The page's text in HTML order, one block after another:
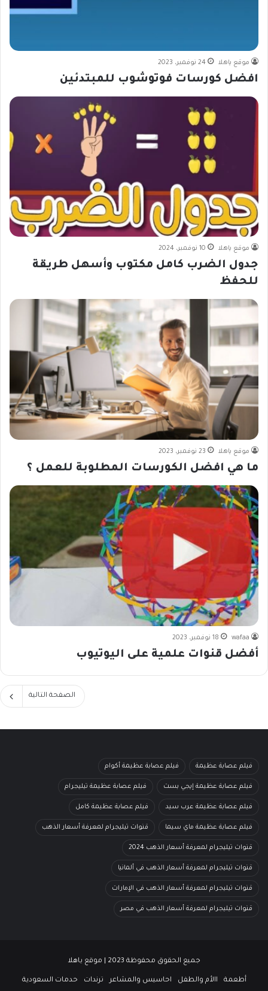
موقع ياهلا 24 نوفمبر، 2023
افضل كورسات فوتوشوب للمبتدئين
موقع ياهلا 10 نوفمبر، 2024
جدول الضرب كامل مكتوب وأسهل طريقة
للحفظ
موقع ياهلا 23 نوفمبر، 2023
ما هي افضل الكورسات المطلوبة للعمل ؟
wafaa 18 نوفمبر، 2023
أفضل قنوات علمية على اليوتيوب
الصفحة التالية
فيلم عصابة عظيمة فيلم عصابة عظيمة أكوام
فيلم عصابة عظيمة إيجي بست فيلم عصابة عظيمة تيليجرام
فيلم عصابة عظيمة عرب سيد فيلم عصابة عظيمة كامل
فيلم عصابة عظيمة ماي سيما قنوات تيليجرام لمعرفة أسعار الذهب
قنوات تيليجرام لمعرفة أسعار الذهب 2024
قنوات تيليجرام لمعرفة أسعار الذهب في ألمانيا
قنوات تيليجرام لمعرفة أسعار الذهب في الإمارات
قنوات تيليجرام لمعرفة أسعار الذهب في مصر
جميع الحقوق محفوظة 2023 | موقع ياهلا
أطعمة االأم والطفل احاسيس والمشاعر ترندات حدمات السعودية